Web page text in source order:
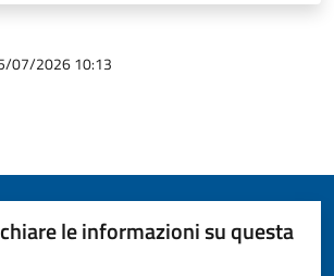
07/2026 10:13
le informazioni su questa